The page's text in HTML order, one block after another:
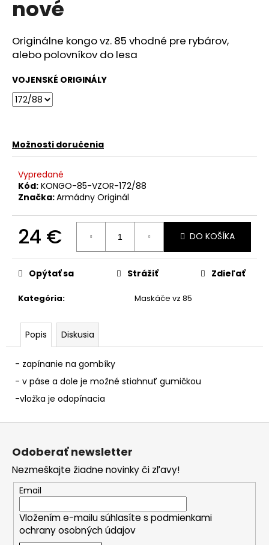
nové
Originálne kongo vz. 85 vhodné pre rybárov,
alebo polovníkov do lesa
VOJENSKÉ ORIGINÁLY
Možnosti doručenia
Vypredané
Kód: KONGO-85-VZOR-172/88
Značka:Armádny Originál
24 €
cena:
DO KOŠÍKA
Kategória: Maskáče vz 85
Opýtať sa Strážiť Zdieľať
Popis Diskusia
- zapínanie na gombíky
- v páse a dole je možné stiahnuť gumičkou
-vložka je odopínacia
á
s
ť
?
O
d
p
o
ú
č
m
Z
Odoberať newsletter
Nezmeškajte žiadne novinky či zľavy!
Email
Vložením e-mailu súhlasíte s podmienkami
ochrany osobných údajov